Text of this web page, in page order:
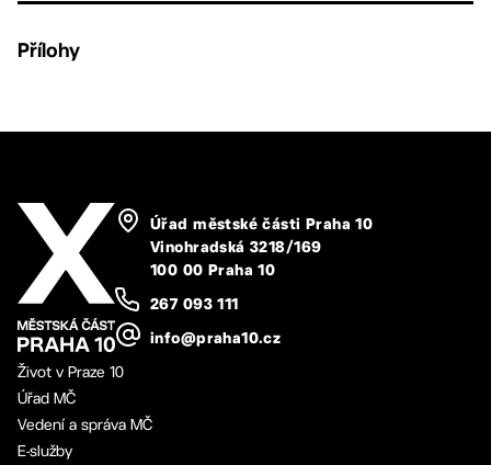
Přílohy
Úřad městské části Praha 10
Vinohradská 3218/169
100 00 Praha 10
267 093 111
info@praha10.cz
Život v Praze 10
Úřad MČ
Vedení a správa MČ
E-služby